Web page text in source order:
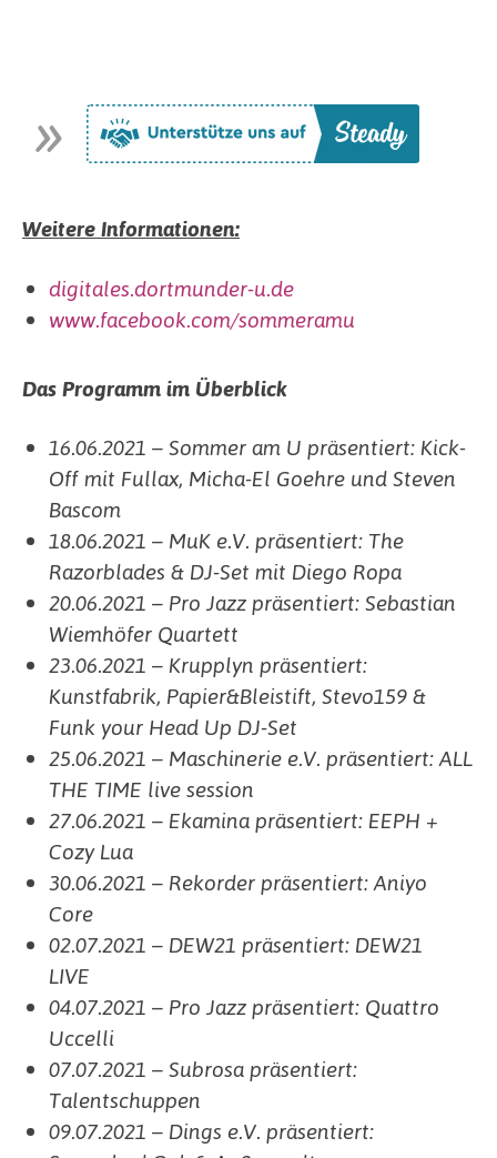
Weitere Informationen:
digitales.dortmunder-u.de
www.facebook.com/sommeramu
Das Programm im Überblick
16.06.2021 – Sommer am U präsentiert: Kick-
Off mit Fullax, Micha-El Goehre und Steven
Bascom
18.06.2021 – MuK e.V. präsentiert: The
Razorblades & DJ-Set mit Diego Ropa
20.06.2021 – Pro Jazz präsentiert: Sebastian
Wiemhöfer Quartett
23.06.2021 – Krupplyn präsentiert:
Kunstfabrik, Papier&Bleistift, Stevo159 &
Funk your Head Up DJ-Set
25.06.2021 – Maschinerie e.V. präsentiert: ALL
THE TIME live session
27.06.2021 – Ekamina präsentiert: EEPH +
Cozy Lua
30.06.2021 – Rekorder präsentiert: Aniyo
Core
02.07.2021 – DEW21 präsentiert: DEW21
LIVE
04.07.2021 – Pro Jazz präsentiert: Quattro
Uccelli
07.07.2021 – Subrosa präsentiert:
Talentschuppen
09.07.2021 – Dings e.V. präsentiert: